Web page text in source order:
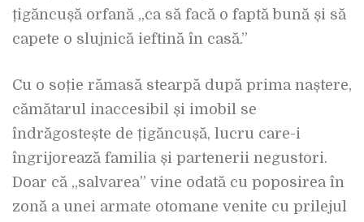
țigăncușă orfană „ca să facă o faptă bună și să
capete o slujnică ieftină în casă.”
Cu o soție rămasă stearpă după prima naștere,
cămătarul inaccesibil și imobil se
îndrăgostește de țigăncușă, lucru care-i
îngrijorează familia și partenerii negustori.
Doar că „salvarea” vine odată cu poposirea în
zonă a unei armate otomane venite cu prilejul